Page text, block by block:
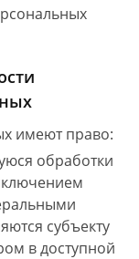
имеют право:
обработки
субъекту
в доступной